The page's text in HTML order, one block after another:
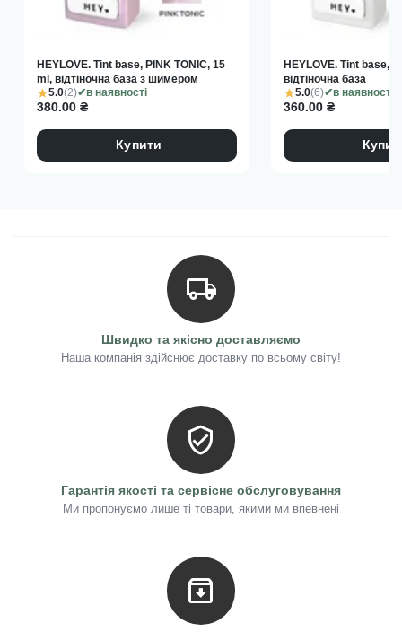
5.0(2) в наявності
HEYLOVE. Tint base, PINK TONIC, 15
ml, відтіночна база з шимером
380.00 ₴
Купити
5.0(6) в наявності
HEYLOVE. Tint base,
відтіночна база
360.00 ₴
Швидко та якісно доставляємо
Наша компанія здійснює доставку по всьому світу!
Гарантія якості та сервісне обслуговування
Ми пропонуємо лише ті товари, якими ми впевнені